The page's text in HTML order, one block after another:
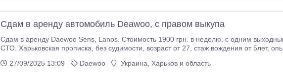
Сдам в аренду автомобиль Deawoo, с правом выкупа
Сдам в аренду Daewoo Sens, Lanos. Стоимость 1900 грн. в неделю, с одним выходным. Обслуживание 100% наше, на нашем
СТО. Харьковская прописка, без судимости, возраст от 27, стаж вождения от 5лет, опыт работы в такси. Залоговые 1900 грн. Тел.:
27/09/2025 13:09
Daewoo Украина, Харьков и область